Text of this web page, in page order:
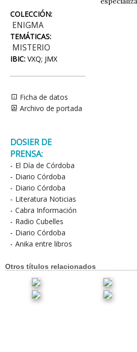
COLECCIÓN:
ENIGMA
TEMÁTICAS:
MISTERIO
IBIC: VXQ; JMX
Ficha de datos
Archivo de portada
DOSIER DE
PRENSA:
- El Día de Córdoba
- Diario Córdoba
- Diario Córdoba
- Literatura Noticias
- Cabra Información
- Radio Cubelles
- Diario Córdoba
- Anika entre libros
Otros títulos relacionados